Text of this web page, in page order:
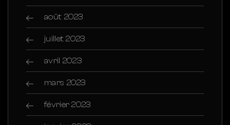
août 2023
juillet 2023
avril 2023
mars 2023
février 2023